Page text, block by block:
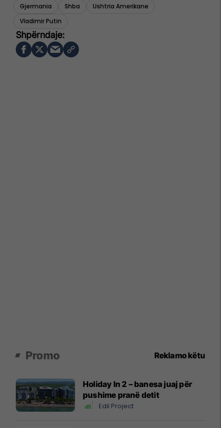
Gjermania Shba
Ushtria Amerikane
Vladimir Putin
Promo Reklamo këtu
Holiday In 2 – banesa juaj për
pushime pranë detit
Edil Project